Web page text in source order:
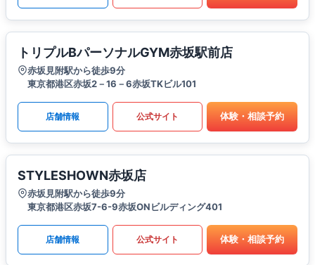
トリプルBパーソナルGYM赤坂駅前店
赤坂見附駅から徒歩9分
東京都港区赤坂2－16－6赤坂TKビル101
店舗情報 公式サイト 体験・相談予約
STYLESHOWN赤坂店
赤坂見附駅から徒歩9分
東京都港区赤坂7-6-9赤坂ONビルディング401
店舗情報 公式サイト 体験・相談予約